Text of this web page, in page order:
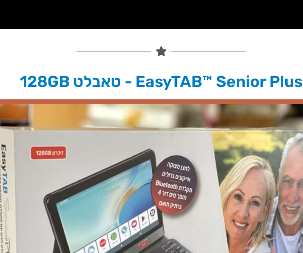
EasyTAB™ Senior Plus - טאבלט 128GB​